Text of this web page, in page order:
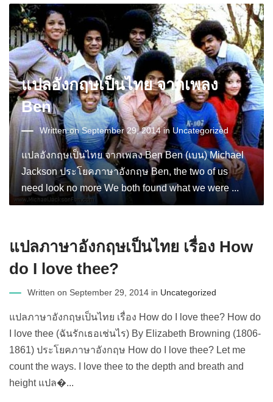
แปลอังกฤษเป็นไทย จากเพลง
Ben
Written on September 29, 2014 in Uncategorized
แปลอังกฤษเป็นไทย จากเพลง Ben Ben (เบน) Michael
Jackson ประโยคภาษาอังกฤษ Ben, the two of us
need look no more We both found what we were ...
แปลภาษาอังกฤษเป็นไทย เรื่อง How
do I love thee?
Written on September 29, 2014 in Uncategorized
แปลภาษาอังกฤษเป็นไทย เรื่อง How do I love thee? How do
I love thee (ฉันรักเธอเช่นไร) By Elizabeth Browning (1806-
1861) ประโยคภาษาอังกฤษ How do I love thee? Let me
count the ways. I love thee to the depth and breath and
height แปล�...